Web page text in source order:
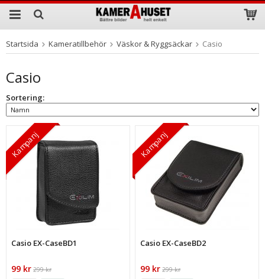
Produkten har blivit tillagd i varukorgen
Startsida Kameratillbehör Väskor & Ryggsäckar Casio
Casio
Sortering:
Kampanj
Casio EX-CaseBD1
99 kr 299 kr
Kampanj
Casio EX-CaseBD2
99 kr 299 kr